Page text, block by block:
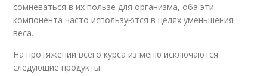
сомневаться в их пользе для организма, оба эти
компонента часто используются в целях уменьшения
веса.
На протяжении всего курса из меню исключаются
следующие продукты: